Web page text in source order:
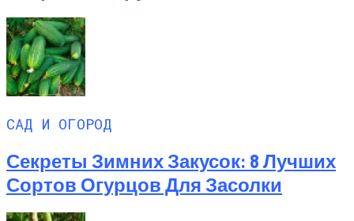
САД И ОГОРОД
Секреты Зимних Закусок: 8 Лучших
Сортов Огурцов Для Засолки